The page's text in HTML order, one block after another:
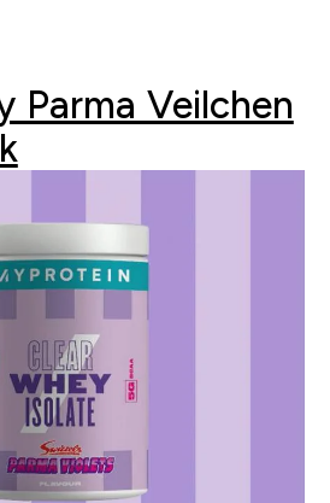
Parma Veilchen